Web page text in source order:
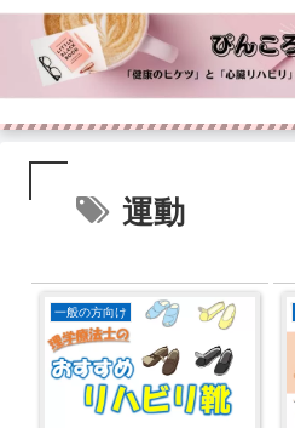
運動
一般の方向け